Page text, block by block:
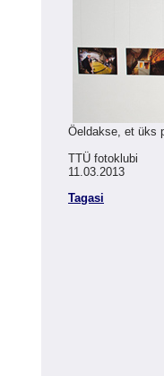
Öeldakse, et üks
TTÜ fotoklubi
11.03.2013
Tagasi